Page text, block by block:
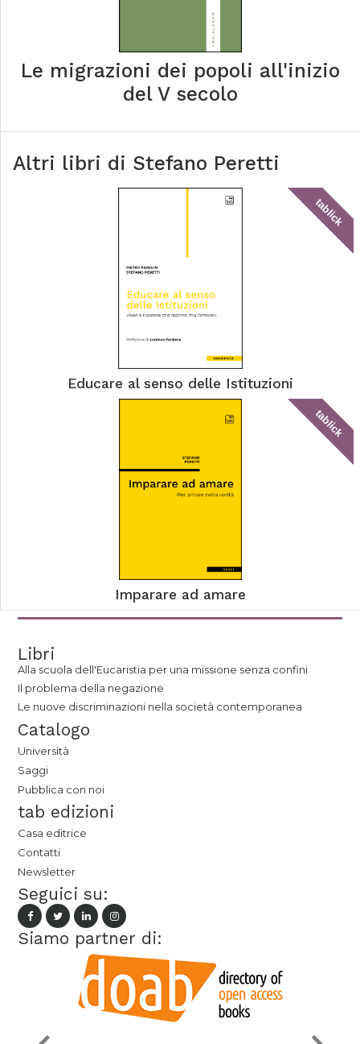
Le migrazioni dei popoli all'inizio
del V secolo
Altri libri di Stefano Peretti
tablick
Educare al senso delle Istituzioni
tablick
Imparare ad amare
Libri
Alla scuola dell'Eucaristia per una missione senza confini
Il problema della negazione
Le nuove discriminazioni nella società contemporanea
Catalogo
Università
Saggi
Pubblica con noi
tab edizioni
Casa editrice
Contatti
Newsletter
Seguici su:
Siamo partner di: